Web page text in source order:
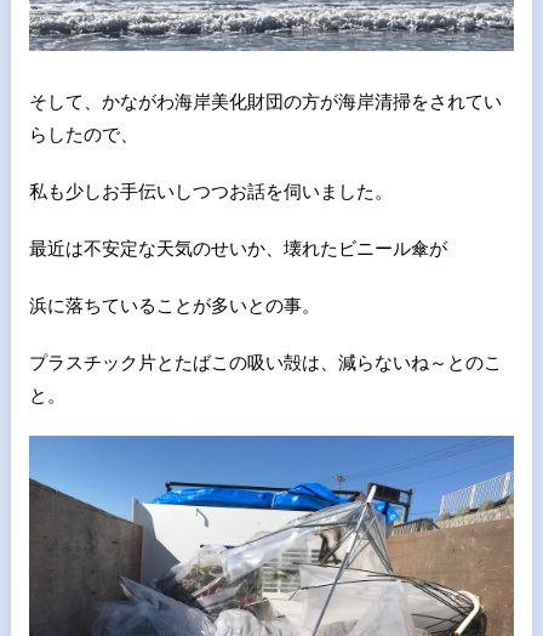
そして、かながわ海岸美化財団の方が海岸清掃をされてい
らしたので、
私も少しお手伝いしつつお話を伺いました。
最近は不安定な天気のせいか、壊れたビニール傘が
浜に落ちていることが多いとの事。
プラスチック片とたばこの吸い殻は、減らないね～とのこ
と。